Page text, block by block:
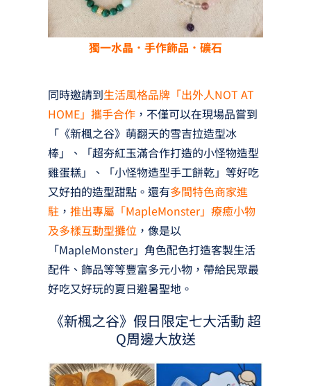
獨一水晶．手作飾品．礦石
同時邀請到生活風格品牌「出外人NOT AT
HOME」攜手合作，不僅可以在現場品嘗到
「《新楓之谷》萌翻天的雪吉拉造型冰
棒」、「超夯紅玉滿合作打造的小怪物造型
雞蛋糕」、「小怪物造型手工餅乾」等好吃
又好拍的造型甜點。還有多間特色商家進
駐， 推出專屬「MapleMonster」療癒小物
及多樣互動型攤位，像是以
「MapleMonster」角色配色打造客製生活
配件、飾品等等豐富多元小物，帶給民眾最
好吃又好玩的夏日避暑聖地。
《新楓之谷》假日限定七大活動 超
Q周邊大放送